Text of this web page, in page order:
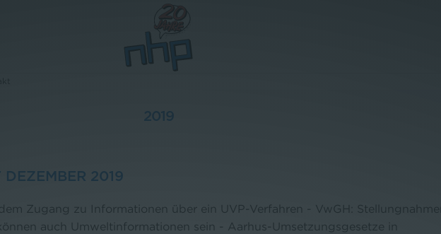
2019
DEZEMBER 2019
Zugang zu Informationen über ein UVP-Verfahren - VwGH: Stellungnahmen
auch Umweltinformationen sein - Aarhus-Umsetzungsgesetze in